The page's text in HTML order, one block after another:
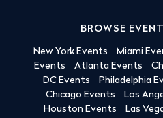
BROWSE
New York Events Miami
Events
Atlanta Events
DC Events
Philadelphia
Chicago Events
Los
Houston Events
Las